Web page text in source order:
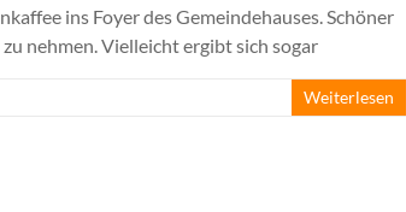
ins Foyer des Gemeindehauses. Schöner
nehmen. Vielleicht ergibt sich sogar
Weiterlesen